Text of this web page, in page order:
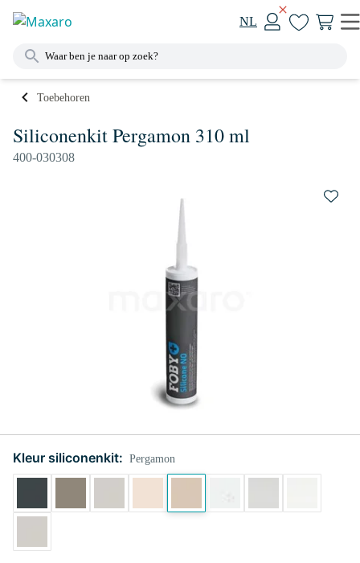
NL
Toebehoren
Siliconenkit Pergamon 310 ml
400-030308
Kleur siliconenkit: Pergamon